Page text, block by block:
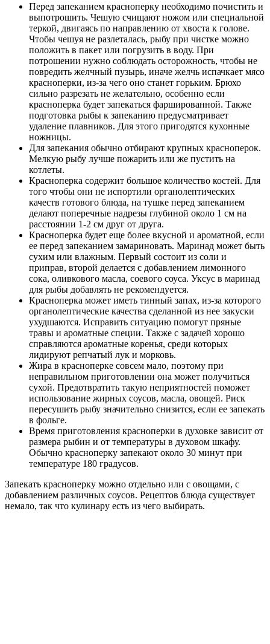
Перед запеканием красноперку необходимо почистить и
выпотрошить. Чешую счищают ножом или специальной
теркой, двигаясь по направлению от хвоста к голове.
Чтобы чешуя не разлеталась, рыбу при чистке можно
положить в пакет или погрузить в воду. При
потрошении нужно соблюдать осторожность, чтобы не
повредить желчный пузырь, иначе желчь испачкает мясо
красноперки, из-за чего оно станет горьким. Брюхо
сильно разрезать не желательно, особенно если
красноперка будет запекаться фаршированной. Также
подготовка рыбы к запеканию предусматривает
удаление плавников. Для этого пригодятся кухонные
ножницы.
Для запекания обычно отбирают крупных красноперок.
Мелкую рыбу лучше пожарить или же пустить на
котлеты.
Красноперка содержит большое количество костей. Для
того чтобы они не испортили органолептических
качеств готового блюда, на тушке перед запеканием
делают поперечные надрезы глубиной около 1 см на
расстоянии 1-2 см друг от друга.
Красноперка будет еще более вкусной и ароматной, если
ее перед запеканием замариновать. Маринад может быть
сухим или влажным. Первый состоит из соли и
приправ, второй делается с добавлением лимонного
сока, оливкового масла, соевого соуса. Уксус в маринад
для рыбы добавлять не рекомендуется.
Красноперка может иметь тинный запах, из-за которого
органолептические качества сделанной из нее закуски
ухудшаются. Исправить ситуацию помогут пряные
травы и ароматные специи. Также с задачей хорошо
справляются ароматные коренья, среди которых
лидируют репчатый лук и морковь.
Жира в красноперке совсем мало, поэтому при
неправильном приготовлении она может получиться
сухой. Предотвратить такую неприятностей поможет
использование жирных соусов, масла, овощей. Риск
пересушить рыбу значительно снизится, если ее запекать
в фольге.
Время приготовления красноперки в духовке зависит от
размера рыбин и от температуры в духовом шкафу.
Обычно красноперку запекают около 30 минут при
температуре 180 градусов.
Запекать красноперку можно отдельно или с овощами, с
добавлением различных соусов. Рецептов блюда существует
немало, так что кулинару есть из чего выбирать.